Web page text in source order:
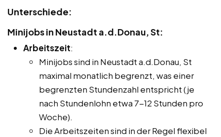
Unterschiede:
Minijobs in Neustadt a.d.Donau, St:
Arbeitszeit:
Minijobs sind in Neustadt a.d.Donau, St
maximal monatlich begrenzt, was einer
begrenzten Stundenzahl entspricht (je
nach Stundenlohn etwa 7-12 Stunden pro
Woche).
Die Arbeitszeiten sind in der Regel flexibel